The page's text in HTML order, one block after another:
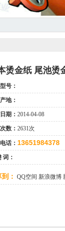
纸
烫金纸 尾池
号：
地：
期： 2014-04-08
数： 2631次
话： 13651984378
词：
： QQ空间 新浪微博